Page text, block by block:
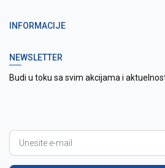
INFORMACIJE
NEWSLETTER
Budi u toku sa svim akcijama i